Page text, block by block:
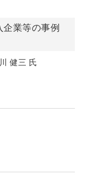
業等の事例
健三 氏